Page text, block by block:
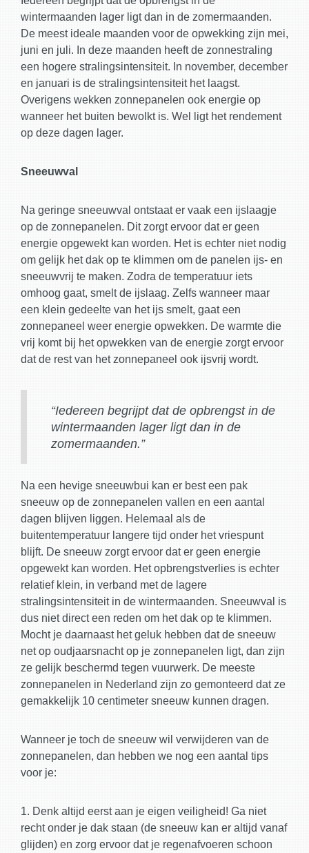
wintermaanden lager ligt dan in de zomermaanden.
De meest ideale maanden voor de opwekking zijn mei,
juni en juli. In deze maanden heeft de zonnestraling
een hogere stralingsintensiteit. In november, december
en januari is de stralingsintensiteit het laagst.
Overigens wekken zonnepanelen ook energie op
wanneer het buiten bewolkt is. Wel ligt het rendement
op deze dagen lager.
Sneeuwval
Na geringe sneeuwval ontstaat er vaak een ijslaagje
op de zonnepanelen. Dit zorgt ervoor dat er geen
energie opgewekt kan worden. Het is echter niet nodig
om gelijk het dak op te klimmen om de panelen ijs- en
sneeuwvrij te maken. Zodra de temperatuur iets
omhoog gaat, smelt de ijslaag. Zelfs wanneer maar
een klein gedeelte van het ijs smelt, gaat een
zonnepaneel weer energie opwekken. De warmte die
vrij komt bij het opwekken van de energie zorgt ervoor
dat de rest van het zonnepaneel ook ijsvrij wordt.
“Iedereen begrijpt dat de opbrengst in de
wintermaanden lager ligt dan in de
zomermaanden.”
Na een hevige sneeuwbui kan er best een pak
sneeuw op de zonnepanelen vallen en een aantal
dagen blijven liggen. Helemaal als de
buitentemperatuur langere tijd onder het vriespunt
blijft. De sneeuw zorgt ervoor dat er geen energie
opgewekt kan worden. Het opbrengstverlies is echter
relatief klein, in verband met de lagere
stralingsintensiteit in de wintermaanden. Sneeuwval is
dus niet direct een reden om het dak op te klimmen.
Mocht je daarnaast het geluk hebben dat de sneeuw
net op oudjaarsnacht op je zonnepanelen ligt, dan zijn
ze gelijk beschermd tegen vuurwerk. De meeste
zonnepanelen in Nederland zijn zo gemonteerd dat ze
gemakkelijk 10 centimeter sneeuw kunnen dragen.
Wanneer je toch de sneeuw wil verwijderen van de
zonnepanelen, dan hebben we nog een aantal tips
voor je:
1. Denk altijd eerst aan je eigen veiligheid! Ga niet
recht onder je dak staan (de sneeuw kan er altijd vanaf
glijden) en zorg ervoor dat je regenafvoeren schoon